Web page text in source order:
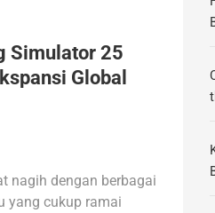
Simulator 25
Global
nagih dengan berbagai
yang cukup ramai